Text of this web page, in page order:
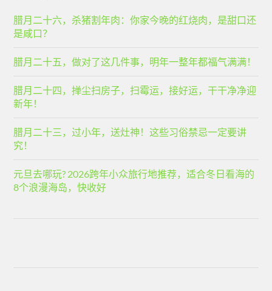
腊月二十六，杀猪割年肉：你家今晚的红烧肉，是甜口还
是咸口？
腊月二十五，做对了这几件事，明年一整年都福气满满！
腊月二十四，掸尘扫房子，扫霉运，接好运，干干净净迎
新年！
腊月二十三，过小年，送灶神！这些习俗禁忌一定要讲
究！
元旦去哪玩? 2026跨年小众旅行地推荐，适合冬日看海的
8个浪漫海岛，快收好